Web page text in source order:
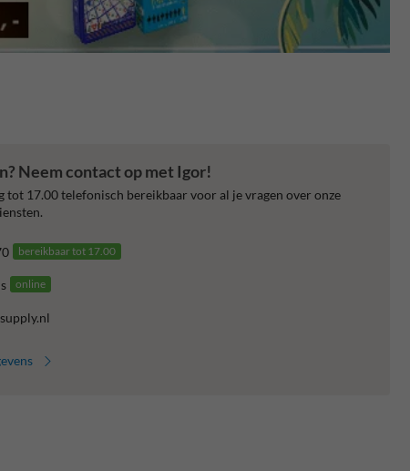
Neem contact op met Igor!
tot 17.00 telefonisch bereikbaar voor al je vragen over onze
bereikbaar tot 17.00
online